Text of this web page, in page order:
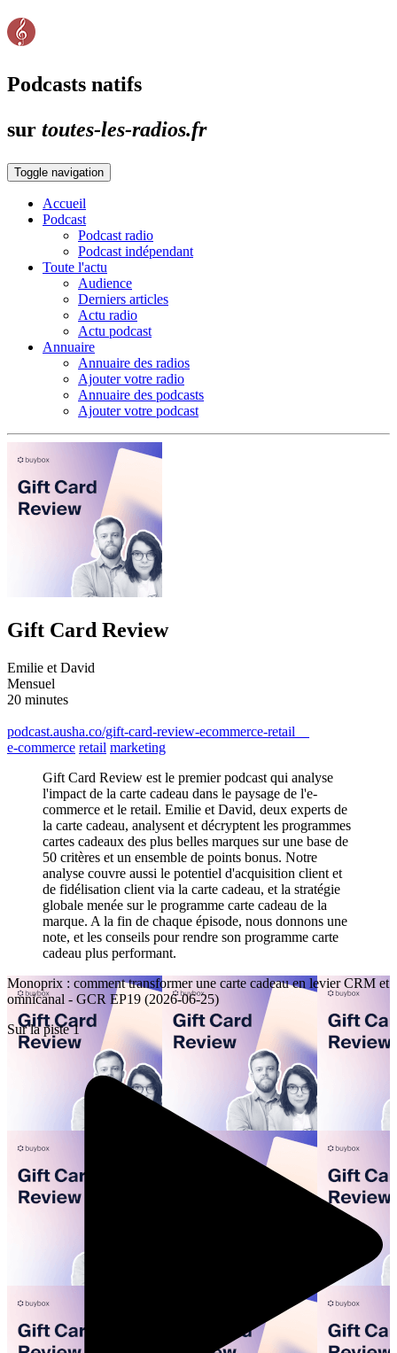
Podcasts natifs
sur toutes-les-radios.fr
Toggle navigation
Accueil
Podcast
Podcast radio
Podcast indépendant
Toute l'actu
Audience
Derniers articles
Actu radio
Actu podcast
Annuaire
Annuaire des radios
Ajouter votre radio
Annuaire des podcasts
Ajouter votre podcast
Gift Card Review
Emilie et David
Mensuel
20 minutes
podcast.ausha.co/gift-card-review-ecommerce-retail
e-commerce retail marketing
Gift Card Review est le premier podcast qui analyse
l'impact de la carte cadeau dans le paysage de l'e-
commerce et le retail. Emilie et David, deux experts de
la carte cadeau, analysent et décryptent les programmes
cartes cadeaux des plus belles marques sur une base de
50 critères et un ensemble de points bonus. Notre
analyse couvre aussi le potentiel d'acquisition client et
de fidélisation client via la carte cadeau, et la stratégie
globale menée sur le programme carte cadeau de la
marque. A la fin de chaque épisode, nous donnons une
note, et les conseils pour rendre son programme carte
cadeau plus performant.
Monoprix : comment transformer une carte cadeau en levier CRM et
omnicanal - GCR EP19 (2026-06-25)
Sur la piste 1